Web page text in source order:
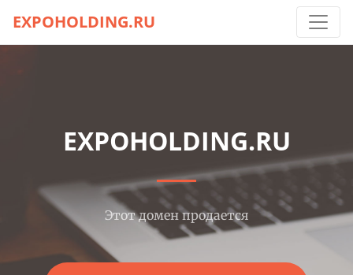
EXPOHOLDING.RU
EXPOHOLDING.RU
Этот домен продается